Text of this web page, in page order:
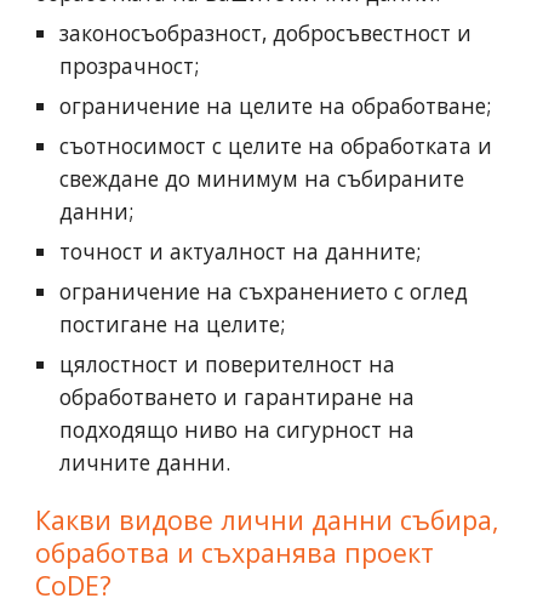
законосъобразност, добросъвестност и
прозрачност;
ограничение на целите на обработване;
съотносимост с целите на обработката и
свеждане до минимум на събираните
данни;
точност и актуалност на данните;
ограничение на съхранението с оглед
постигане на целите;
цялостност и поверителност на
обработването и гарантиране на
подходящо ниво на сигурност на
личните данни.
Какви видове лични данни събира,
обработва и съхранява проект
CoDE?